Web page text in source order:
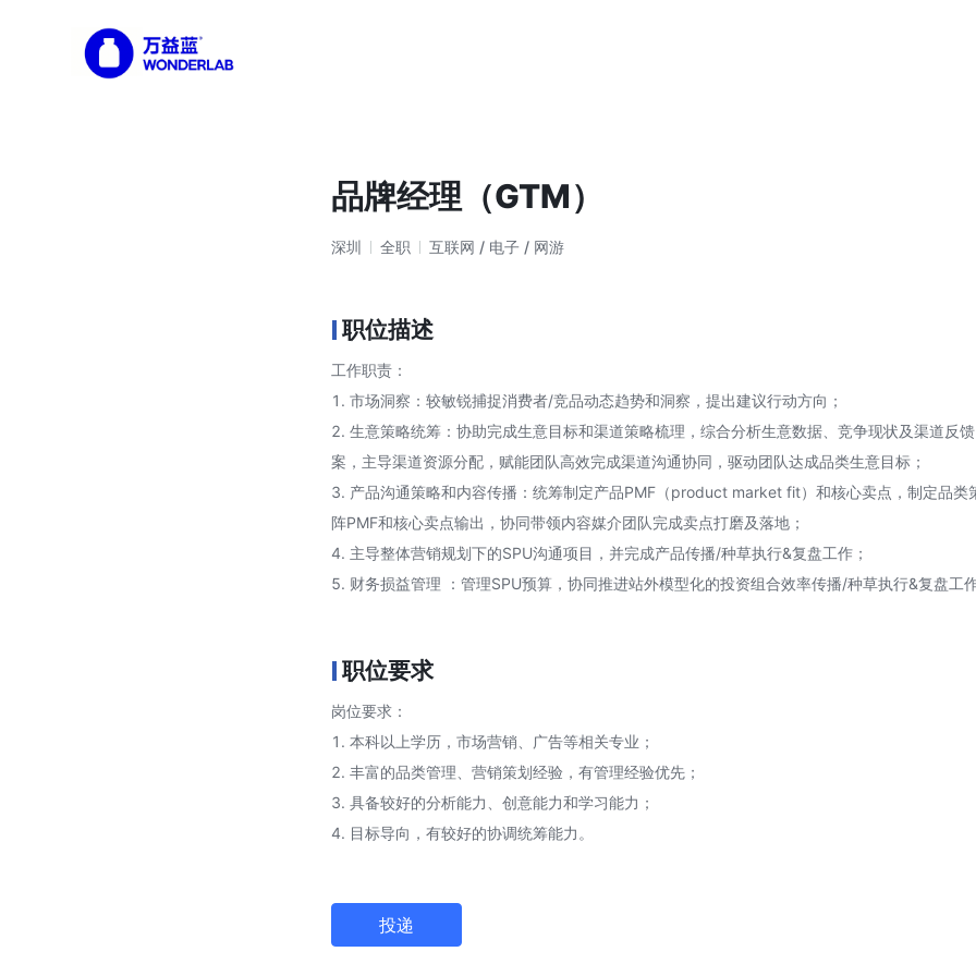
品牌经理（GTM）
深圳 全职 互联网 / 电子 / 网游
职位描述
工作职责：
1. 市场洞察：较敏锐捕捉消费者/竞品动态趋势和洞察，提出建议行动方向；
2. 生意策略统筹：协助完成生意目标和渠道策略梳理，综合分析生意数据、竞争现状及渠道反
案，主导渠道资源分配，赋能团队高效完成渠道沟通协同，驱动团队达成品类生意目标；
3. 产品沟通策略和内容传播：统筹制定产品PMF（product market fit）和核心卖点，制定品类
阵PMF和核心卖点输出，协同带领内容媒介团队完成卖点打磨及落地；
4. 主导整体营销规划下的SPU沟通项目，并完成产品传播/种草执行&复盘工作；
5. 财务损益管理 ：管理SPU预算，协同推进站外模型化的投资组合效率传播/种草执行&复盘工作
职位要求
岗位要求：
1. 本科以上学历，市场营销、广告等相关专业；
2. 丰富的品类管理、营销策划经验，有管理经验优先；
3. 具备较好的分析能力、创意能力和学习能力；
4. 目标导向，有较好的协调统筹能力。
投递